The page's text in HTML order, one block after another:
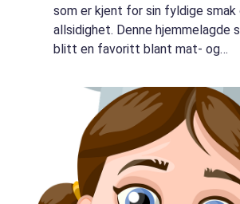
som er kjent for sin fyldige smak
allsidighet. Denne hjemmelagde
blitt en favoritt blant mat- og
omfattende guiden vil vi
trenger ...